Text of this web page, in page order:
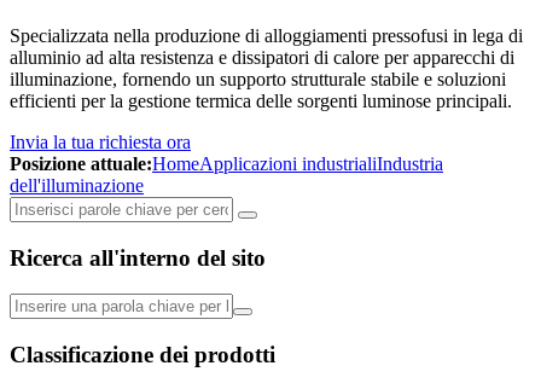
Specializzata nella produzione di alloggiamenti pressofusi in lega di
alluminio ad alta resistenza e dissipatori di calore per apparecchi di
illuminazione, fornendo un supporto strutturale stabile e soluzioni
efficienti per la gestione termica delle sorgenti luminose principali.
Invia la tua richiesta ora
Posizione attuale:HomeApplicazioni industrialiIndustria
dell'illuminazione
Ricerca all'interno del sito
Classificazione dei prodotti